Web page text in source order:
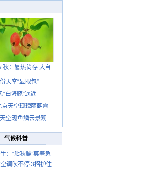
秋：暑热尚存 大自
天空“显眼包”
“白海豚”逼近
京天空现瑰丽朝霞
空现鱼鳞云景观
气候科普
：“贴秋膘”莫着急
燥
调吹不停 3招护住